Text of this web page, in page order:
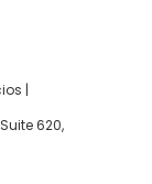
|
620,